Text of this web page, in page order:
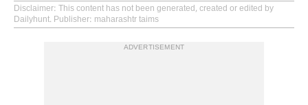
Disclaimer: This content has not been generated, created or edited by
Dailyhunt. Publisher: maharashtr taims
ADVERTISEMENT